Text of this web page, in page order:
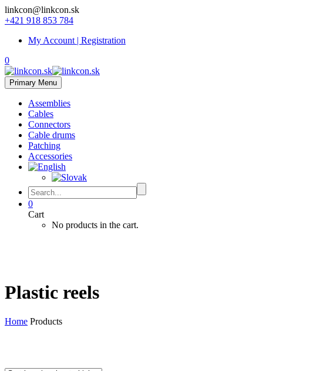
linkcon@linkcon.sk
+421 918 853 784
My Account | Registration
0
Primary Menu
Assemblies
Cables
Connectors
Cable drums
Patching
Accessories
0
Cart
No products in the cart.
Plastic reels
Home Products